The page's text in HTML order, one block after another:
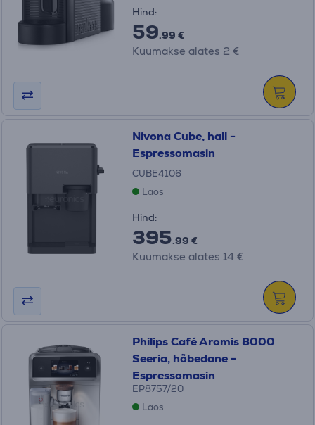
Hind:
59.99 €
Kuumakse alates 2 €
Nivona Cube, hall -
Espressomasin
CUBE4106
Laos
Hind:
395.99 €
Kuumakse alates 14 €
Philips Café Aromis 8000
Seeria, hõbedane -
Espressomasin
EP8757/20
Laos